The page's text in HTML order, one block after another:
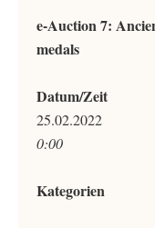
e-Auction 7:
medals
Datum/Zeit
25.02.2022
0:00
Kategorien